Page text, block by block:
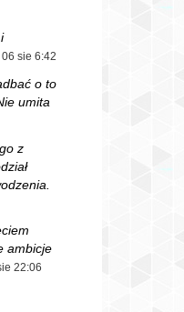
06 sie 6:42
o to
umita
z
ambicje
22:06